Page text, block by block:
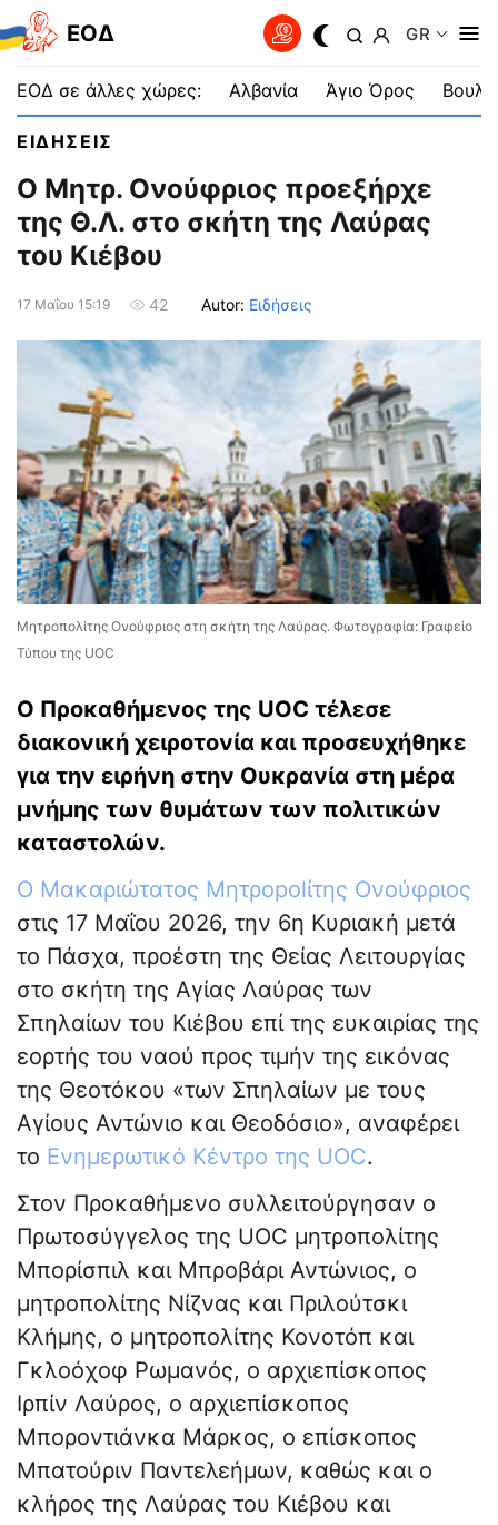
EOΔ GR
ΕΟΔ σε άλλες χώρες: Αλβανία Άγιο Όρος
ΕΙΔΗΣΕΙΣ
Ο Μητρ. Ονούφριος προεξήρχε
της Θ.Λ. στο σκήτη της Λαύρας
του Κιέβου
17 Μαΐου 15:19 42 Autor: Ειδήσεις
Μητροπολίτης Ονούφριος στη σκήτη της Λαύρας. Φωτογραφία: Γραφείο
Τύπου της UOC
Ο Προκαθήμενος της UOC τέλεσε
διακονική χειροτονία και προσευχήθηκε
για την ειρήνη στην Ουκρανία στη μέρα
μνήμης των θυμάτων των πολιτικών
καταστολών.
Ο Μακαριώτατος Μητρopolίτης Ονούφριος
στις 17 Μαΐου 2026, την 6η Κυριακή μετά
το Πάσχα, προέστη της Θείας Λειτουργίας
στο σκήτη της Αγίας Λαύρας των
Σπηλαίων του Κιέβου επί της ευκαιρίας της
εορτής του ναού προς τιμήν της εικόνας
της Θεοτόκου «των Σπηλαίων με τους
Αγίους Αντώνιο και Θεοδόσιο», αναφέρει
το Ενημερωτικό Κέντρο της UOC.
Στον Προκαθήμενο συλλειτούργησαν ο
Πρωτοσύγγελος της UOC μητροπολίτης
Μπορίσπιλ και Μπροβάρι Αντώνιος, ο
μητροπολίτης Νίζνας και Πριλούτσκι
Κλήμης, ο μητροπολίτης Κονοτόπ και
Γκλοόχοφ Ρωμανός, ο αρχιεπίσκοπος
Ιρπίν Λαύρος, ο αρχιεπίσκοπος
Μποροντιάνκα Μάρκος, ο επίσκοπος
Μπατούριν Παντελεήμων, καθώς και ο
κλήρος της Λαύρας του Κιέβου και